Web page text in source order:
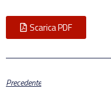
Scarica PDF
Precedente